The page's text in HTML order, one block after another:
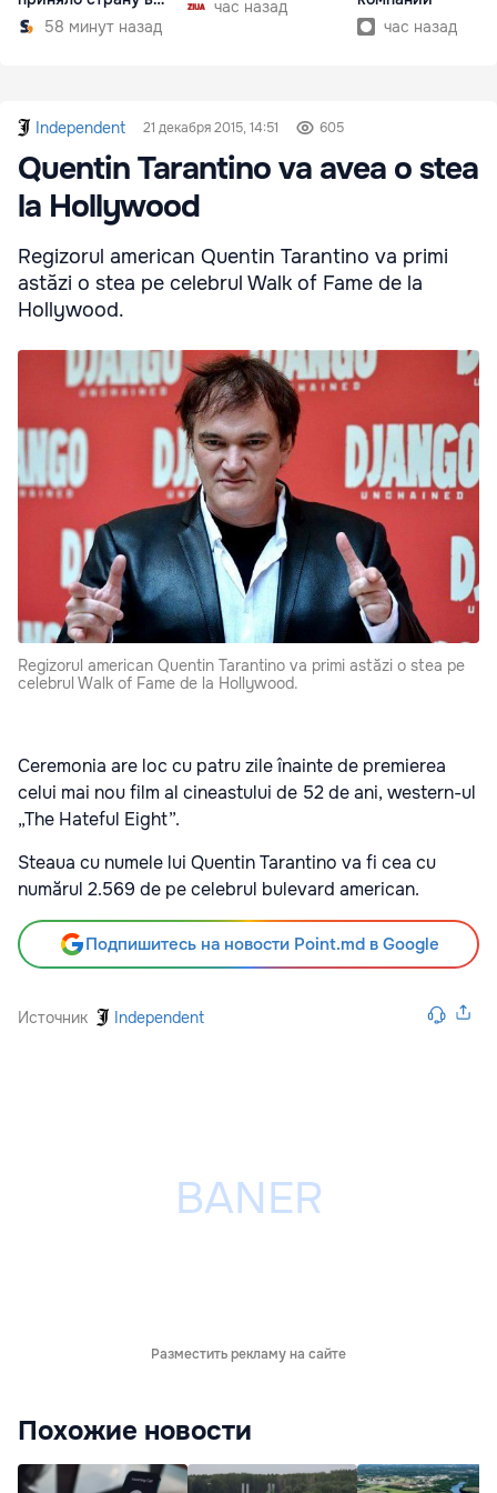
разгар кризиса
58 минут назад
час назад
час назад
Independent 21 декабря 2015, 14:51 605
Quentin Tarantino va avea o stea
la Hollywood
Regizorul american Quentin Tarantino va primi
astăzi o stea pe celebrul Walk of Fame de la
Hollywood.
Regizorul american Quentin Tarantino va primi astăzi o stea pe
celebrul Walk of Fame de la Hollywood.
Ceremonia are loc cu patru zile înainte de premierea
celui mai nou film al cineastului de 52 de ani, western-ul
„The Hateful Eight”.
Steaua cu numele lui Quentin Tarantino va fi cea cu
numărul 2.569 de pe celebrul bulevard american.
Подпишитесь на новости Point.md в Google
Источник Independent
Разместить рекламу на сайте
Похожие новости